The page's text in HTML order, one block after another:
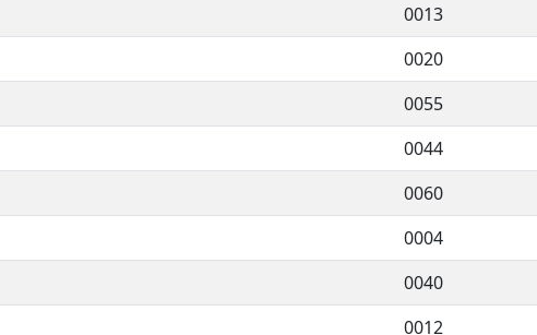
0013
0020
0055
0044
0060
0004
0040
0012